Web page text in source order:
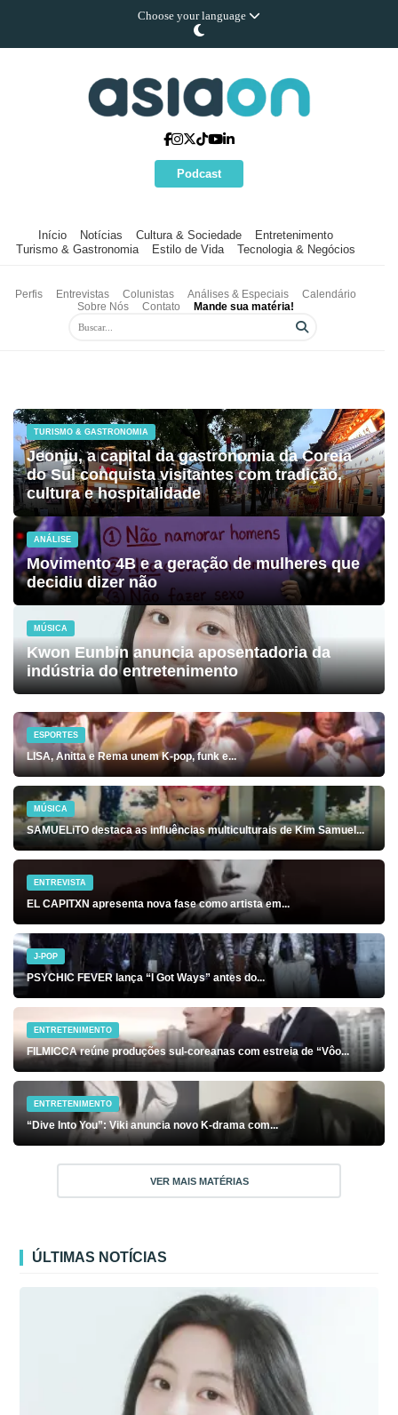
Choose your language
Podcast
Início Notícias Cultura & Sociedade
Entretenimento
Turismo & Gastronomia
Estilo de Vida Tecnologia & Negócios
Perfis Entrevistas Colunistas Análises & Especiais
Calendário
Sobre Nós
Contato Mande sua matéria!
TURISMO & GASTRONOMIA
Jeonju, a capital da gastronomia da Coreia
do Sul conquista visitantes com tradição,
cultura e hospitalidade
ANÁLISE
Movimento 4B e a geração de mulheres que
decidiu dizer não
MÚSICA
Kwon Eunbin anuncia aposentadoria da
indústria do entretenimento
ESPORTES
LISA, Anitta e Rema unem K-pop, funk e...
MÚSICA
SAMUELiTO destaca as influências multiculturais de Kim Samuel...
ENTREVISTA
EL CAPITXN apresenta nova fase como artista em...
J-POP
PSYCHIC FEVER lança “I Got Ways” antes do...
ENTRETENIMENTO
FILMICCA reúne produções sul-coreanas com estreia de “Vôo...
ENTRETENIMENTO
“Dive Into You”: Viki anuncia novo K-drama com...
VER MAIS MATÉRIAS
ÚLTIMAS NOTÍCIAS